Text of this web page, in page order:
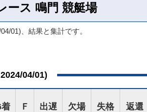
ース 鳴門 競艇場
01)、結果と集計です。
04/01)
Ｆ 出遅 欠場 失格 返還